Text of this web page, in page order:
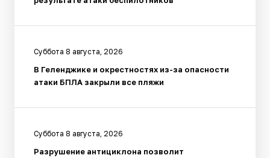
Суббота 8 августа, 2026
В Геленджике и окрестностях из-за опасности
атаки БПЛА закрыли все пляжи
Суббота 8 августа, 2026
Разрушение антициклона позволит